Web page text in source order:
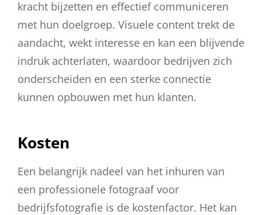
kracht bijzetten en effectief communiceren
met hun doelgroep. Visuele content trekt de
aandacht, wekt interesse en kan een blijvende
indruk achterlaten, waardoor bedrijven zich
onderscheiden en een sterke connectie
kunnen opbouwen met hun klanten.
Kosten
Een belangrijk nadeel van het inhuren van
een professionele fotograaf voor
bedrijfsfotografie is de kostenfactor. Het kan